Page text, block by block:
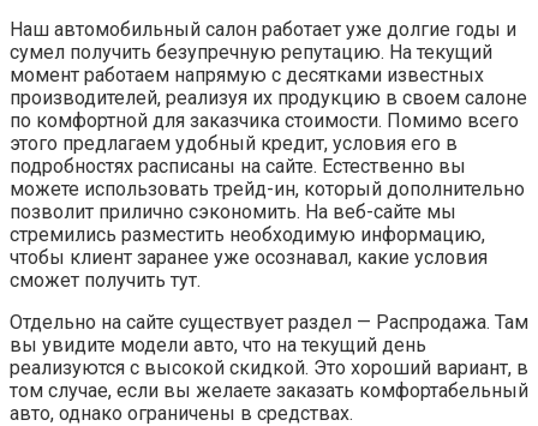
Наш автомобильный салон работает уже долгие годы и
сумел получить безупречную репутацию. На текущий
момент работаем напрямую с десятками известных
производителей, реализуя их продукцию в своем салоне
по комфортной для заказчика стоимости. Помимо всего
этого предлагаем удобный кредит, условия его в
подробностях расписаны на сайте. Естественно вы
можете использовать трейд-ин, который дополнительно
позволит прилично сэкономить. На веб-сайте мы
стремились разместить необходимую информацию,
чтобы клиент заранее уже осознавал, какие условия
сможет получить тут.
Отдельно на сайте существует раздел — Распродажа. Там
вы увидите модели авто, что на текущий день
реализуются с высокой скидкой. Это хороший вариант, в
том случае, если вы желаете заказать комфортабельный
авто, однако ограничены в средствах.